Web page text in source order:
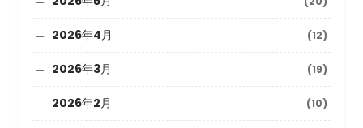
2026年4月 (12)
2026年3月 (19)
2026年2月 (10)